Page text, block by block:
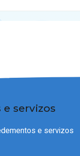
servizos
e servizos